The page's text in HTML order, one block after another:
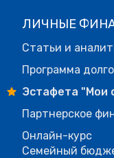
ЛИЧНЫЕ
Статьи и
Программа
Эстафета "Мои
Партнерское
Онлайн-курс
Семейный